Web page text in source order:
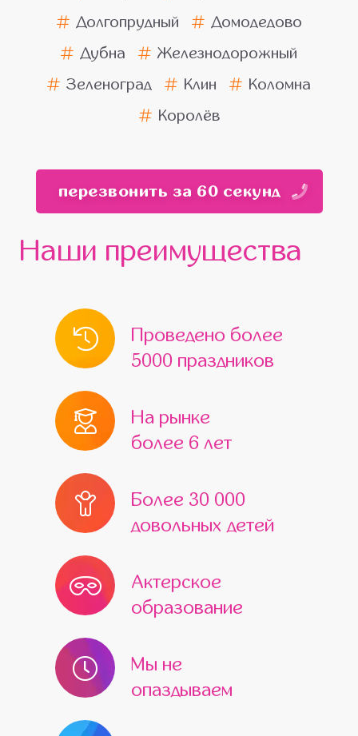
Долгопрудный
Домодедово
Дубна
Железнодорожный
Зеленоград
Клин
Коломна
Королёв
перезвонить за 60 секунд
Наши преимущества
Проведено более
5000 праздников
На рынке
более 6 лет
Более 30 000
довольных детей
Актерское
образование
Мы не
опаздываем